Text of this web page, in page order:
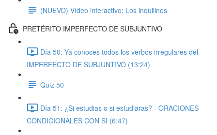
(NUEVO) Vídeo interactivo: Los inquilinos
PRETÉRITO IMPERFECTO DE SUBJUNTIVO
Día 50: Ya conoces todos los verbos irregulares del
IMPERFECTO DE SUBJUNTIVO (13:24)
Quiz 50
Día 51: ¿Si estudias o si estudiaras? - ORACIONES
CONDICIONALES CON SI (6:47)